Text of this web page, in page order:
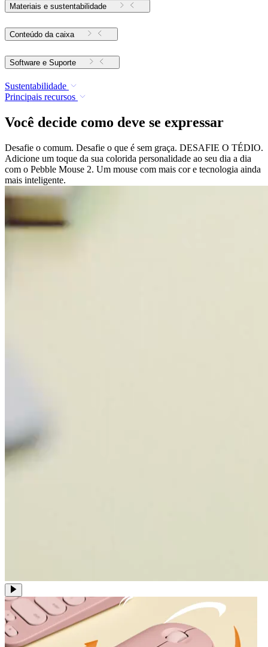
Materiais e sustentabilidade
Conteúdo da caixa
Software e Suporte
Sustentabilidade
Principais recursos
Você decide como deve se expressar
Desafie o comum. Desafie o que é sem graça. DESAFIE O TÉDIO.
Adicione um toque da sua colorida personalidade ao seu dia a dia
com o Pebble Mouse 2. Um mouse com mais cor e tecnologia ainda
mais inteligente.